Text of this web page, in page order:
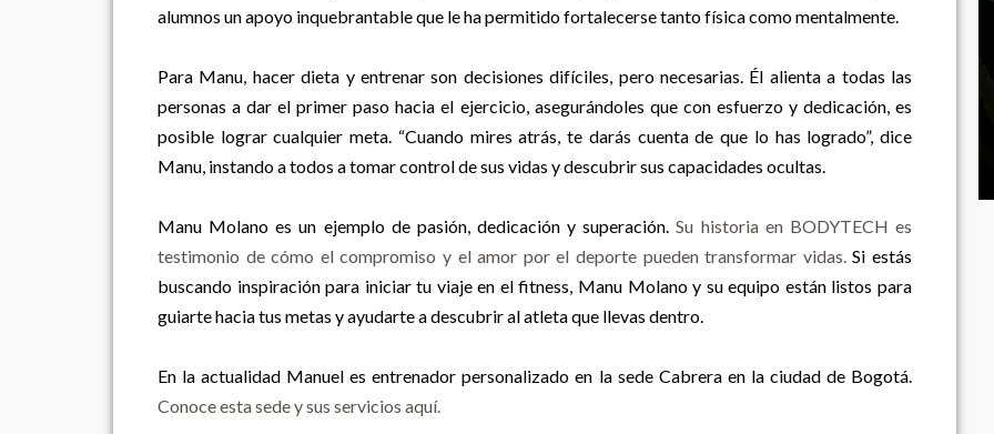
alumnos un apoyo inquebrantable que le ha permitido fortalecerse tanto física como mentalmente.
Para Manu, hacer dieta y entrenar son decisiones difíciles, pero necesarias. Él alienta a todas las
personas a dar el primer paso hacia el ejercicio, asegurándoles que con esfuerzo y dedicación, es
posible lograr cualquier meta. “Cuando mires atrás, te darás cuenta de que lo has logrado”, dice
Manu, instando a todos a tomar control de sus vidas y descubrir sus capacidades ocultas.
Manu Molano es un ejemplo de pasión, dedicación y superación.Su historia en BODYTECH es
testimonio de cómo el compromiso y el amor por el deporte pueden transformar vidas. Si estás
buscando inspiración para iniciar tu viaje en el fitness, Manu Molano y su equipo están listos para
guiarte hacia tus metas y ayudarte a descubrir al atleta que llevas dentro.
En la actualidad Manuel es entrenador personalizado en la sede Cabrera en la ciudad de Bogotá.
Conoce esta sede y sus servicios aquí.